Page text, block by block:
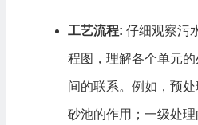
工艺流程: 仔细观察污
程图，理解各个单元
间的联系。例如，预
砂池的作用；一级处